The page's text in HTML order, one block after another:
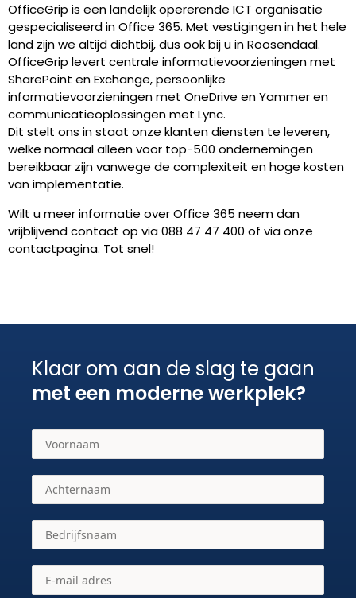
OfficeGrip is een landelijk opererende ICT organisatie
gespecialiseerd in Office 365. Met vestigingen in het hele
land zijn we altijd dichtbij, dus ook bij u in Roosendaal.
OfficeGrip levert centrale informatievoorzieningen met
SharePoint en Exchange, persoonlijke
informatievoorzieningen met OneDrive en Yammer en
communicatieoplossingen met Lync.
Dit stelt ons in staat onze klanten diensten te leveren,
welke normaal alleen voor top-500 ondernemingen
bereikbaar zijn vanwege de complexiteit en hoge kosten
van implementatie.
Wilt u meer informatie over Office 365 neem dan
vrijblijvend contact op via 088 47 47 400 of via onze
contactpagina. Tot snel!
Klaar om aan de slag te gaan
met een moderne werkplek?